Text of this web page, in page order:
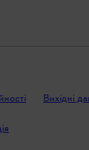
Вихідні